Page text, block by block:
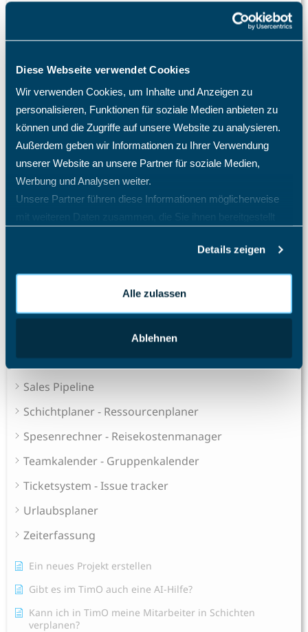
Diese Webseite verwendet Cookies
Wir verwenden Cookies, um Inhalte und Anzeigen zu
personalisieren, Funktionen für soziale Medien anbieten zu
können und die Zugriffe auf unsere Website zu analysieren.
Außerdem geben wir Informationen zu Ihrer Verwendung
unserer Website an unsere Partner für soziale Medien,
Werbung und Analysen weiter.
Unsere Partner führen diese Informationen möglicherweise
mit weiteren Daten zusammen, die Sie ihnen bereitgestellt
Details zeigen
Alle zulassen
Ablehnen
Kann ich das TimO-System mit Active Directory (AD)
Mein Mitarbeiter sieht die Abwesenheitsart Krank nicht,
Mitarbeiter E-Mail Benachrichtigung Konfiguration
Projekt Stundennachweis
Schulweg als Arbeitszeit
Warum benötige ich eine TimO-Lizenz, wie hoch sind
meine Lizenzkosten und wie erhöhe ich die Anzahl der
Warum fehlen mir bestimmte Menüpunkte und
eintragen? Welche Einstellungen benötigen meine
Wie kann ich einstellen, dass die Mitarbeiter
gegenseitig nur Ihren Urlaub sehen?
Alle Artikel anzeigen( 52 )
Projektmanagement Enterprise
Projektzeiterfassung
Sales Pipeline
Schichtplaner - Ressourcenplaner
Spesenrechner - Reisekostenmanager
Teamkalender - Gruppenkalender
Ticketsystem - Issue tracker
Urlaubsplaner
Zeiterfassung
Ein neues Projekt erstellen
Gibt es im TimO auch eine AI-Hilfe?
Kann ich in TimO meine Mitarbeiter in Schichten
verplanen?